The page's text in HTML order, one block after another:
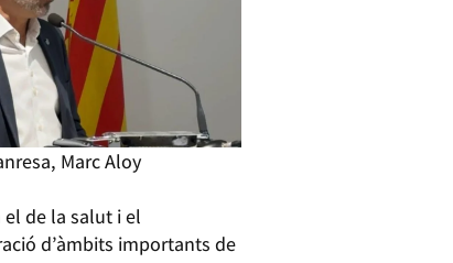
Marc Aloy
de la salut i el
d’àmbits importants de